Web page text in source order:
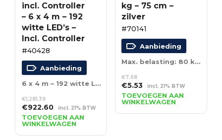
incl. Controller
– 6 x 4 m – 192
witte LED’s –
Incl. Controller
#40428
Aanbieding
6 x 4 m – 192 witte LED’s – Incl. Controller
€1,281.39
Oorspronkelijke
prijs
was:
€1,281.39.
€922.60Huidige
prijs
is:
€922.60.
incl. 21% BTW
TOEVOEGEN AAN
WINKELWAGEN
kg – 75 cm –
zilver
#70141
Aanbieding
Max. belasting: 80 kg – 75 cm – zilver
€7.68
Oorspronkelijke
prijs
was:
€7.68.
€5.53Huidige
prijs
is:
€5.53.
incl. 21% BTW
TOEVOEGEN AAN
WINKELWAGEN